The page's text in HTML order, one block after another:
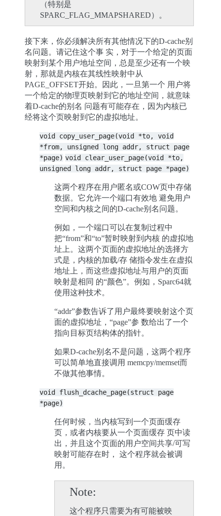
（特别是
SPARC_FLAG_MMAPSHARED）。
接下来，你必须解决所有其他情况下的D-cache别
名问题。请记住这个事 实，对于一个给定的页面
映射到某个用户地址空间，总是至少还有一个映
射，那就是内核在其线性映射中从
PAGE_OFFSET开始。因此，一旦第一个 用户将
一个给定的物理页映射到它的地址空间，就意味
着D-cache的别名 问题有可能存在，因为内核已
经将这个页映射到它的虚拟地址。
void copy_user_page(void *to,
void
*from,
unsigned long addr, struct
page
*page) void clear_user_page(void
*to,
unsigned
long addr, struct page *page)
这两个程序在用户匿名或COW页中存储
数据。它允许一个端口有效地 避免用户
空间和内核之间的D-cache别名问题。
例如，一个端口可以在复制过程中
把“from”和“to”暂时映射到内核 的虚拟地
址上。这两个页面的虚拟地址的选择方
式是，内核的加载/存 储指令发生在虚拟
地址上，而这些虚拟地址与用户的页面
映射是相同 的“颜色”。例如，Sparc64就
使用这种技术。
“addr”参数告诉了用户最终要映射这个页
面的虚拟地址，“page”参 数给出了一个
指向目标页结构体的指针。
如果D-cache别名不是问题，这两个程序
可以简单地直接调用 memcpy/memset而
不做其他事情。
void flush_dcache_page(struct
page
*page)
任何时候，当内核写到一个页面缓存
页，或者内核要从一个页面缓存 页中读
出，并且这个页面的用户空间共享/可写
映射可能存在时， 这个程序就会被调
用。
Note
这个程序只需要为有可能被映